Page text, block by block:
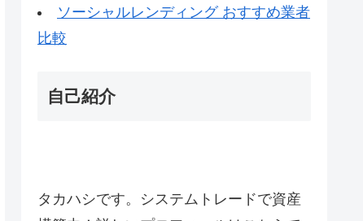
ソーシャルレンディング おすすめ業者
比較
自己紹介
タカハシです。システムトレードで資産